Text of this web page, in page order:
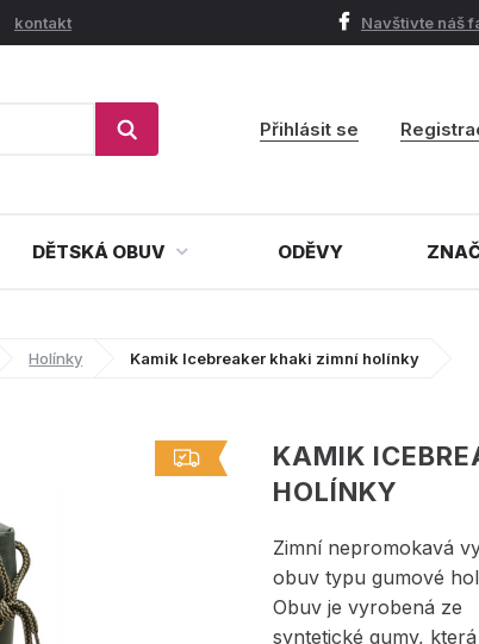
kontakt Navštivte náš
Přihlásit se
DĚTSKÁ OBUV ODĚVY
Holínky Kamik Icebreaker khaki zimní holínky
KAMIK
HOLÍNKY
Zimní nepromokavá
obuv typu gumové
Obuv je vyrobená ze
syntetické gumy, která